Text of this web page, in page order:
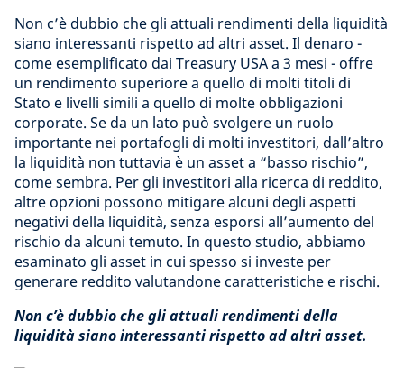
Non c’è dubbio che gli attuali rendimenti della liquidità
siano interessanti rispetto ad altri asset. Il denaro -
come esemplificato dai Treasury USA a 3 mesi - offre
un rendimento superiore a quello di molti titoli di
Stato e livelli simili a quello di molte obbligazioni
corporate. Se da un lato può svolgere un ruolo
importante nei portafogli di molti investitori, dall’altro
la liquidità non tuttavia è un asset a “basso rischio”,
come sembra. Per gli investitori alla ricerca di reddito,
altre opzioni possono mitigare alcuni degli aspetti
negativi della liquidità, senza esporsi all’aumento del
rischio da alcuni temuto. In questo studio, abbiamo
esaminato gli asset in cui spesso si investe per
generare reddito valutandone caratteristiche e rischi.
Non c’è dubbio che gli attuali rendimenti della
liquidità siano interessanti rispetto ad altri asset.